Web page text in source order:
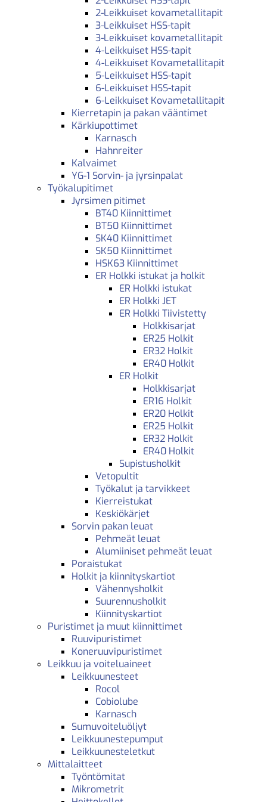
2-Leikkuiset kovametallitapit
3-Leikkuiset HSS-tapit
3-Leikkuiset kovametallitapit
4-Leikkuiset HSS-tapit
4-Leikkuiset Kovametallitapit
5-Leikkuiset HSS-tapit
6-Leikkuiset HSS-tapit
6-Leikkuiset Kovametallitapit
Kierretapin ja pakan vääntimet
Kärkiupottimet
Karnasch
Hahnreiter
Kalvaimet
YG-1 Sorvin- ja jyrsinpalat
Työkalupitimet
Jyrsimen pitimet
BT40 Kiinnittimet
BT50 Kiinnittimet
SK40 Kiinnittimet
SK50 Kiinnittimet
HSK63 Kiinnittimet
ER Holkki istukat ja holkit
ER Holkki istukat
ER Holkki JET
ER Holkki Tiivistetty
Holkkisarjat
ER25 Holkit
ER32 Holkit
ER40 Holkit
ER Holkit
Holkkisarjat
ER16 Holkit
ER20 Holkit
ER25 Holkit
ER32 Holkit
ER40 Holkit
Supistusholkit
Vetopultit
Työkalut ja tarvikkeet
Kierreistukat
Keskiökärjet
Sorvin pakan leuat
Pehmeät leuat
Alumiiniset pehmeät leuat
Poraistukat
Holkit ja kiinnityskartiot
Vähennysholkit
Suurennusholkit
Kiinnityskartiot
Puristimet ja muut kiinnittimet
Ruuvipuristimet
Koneruuvipuristimet
Leikkuu ja voiteluaineet
Leikkuunesteet
Rocol
Cobiolube
Karnasch
Sumuvoiteluöljyt
Leikkuunestepumput
Leikkuunesteletkut
Mittalaitteet
Työntömitat
Mikrometrit